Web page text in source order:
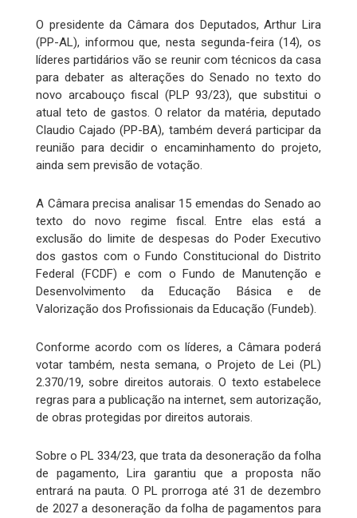
O presidente da Câmara dos Deputados, Arthur Lira
(PP-AL), informou que, nesta segunda-feira (14), os
líderes partidários vão se reunir com técnicos da casa
para debater as alterações do Senado no texto do
novo arcabouço fiscal (PLP 93/23), que substitui o
atual teto de gastos. O relator da matéria, deputado
Claudio Cajado (PP-BA), também deverá participar da
reunião para decidir o encaminhamento do projeto,
ainda sem previsão de votação.
A Câmara precisa analisar 15 emendas do Senado ao
texto do novo regime fiscal. Entre elas está a
exclusão do limite de despesas do Poder Executivo
dos gastos com o Fundo Constitucional do Distrito
Federal (FCDF) e com o Fundo de Manutenção e
Desenvolvimento da Educação Básica e de
Valorização dos Profissionais da Educação (Fundeb).
Conforme acordo com os líderes, a Câmara poderá
votar também, nesta semana, o Projeto de Lei (PL)
2.370/19, sobre direitos autorais. O texto estabelece
regras para a publicação na internet, sem autorização,
de obras protegidas por direitos autorais.
Sobre o PL 334/23, que trata da desoneração da folha
de pagamento, Lira garantiu que a proposta não
entrará na pauta. O PL prorroga até 31 de dezembro
de 2027 a desoneração da folha de pagamentos para